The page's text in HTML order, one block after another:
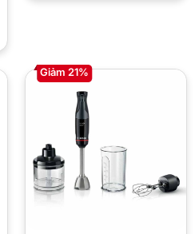
Giảm 21%